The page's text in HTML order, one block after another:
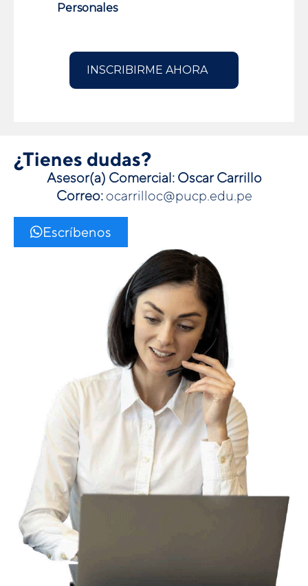
Personales
¿Tienes dudas?
Asesor(a) Comercial: Oscar Carrillo
Correo:ocarrilloc@pucp.edu.pe
Escríbenos